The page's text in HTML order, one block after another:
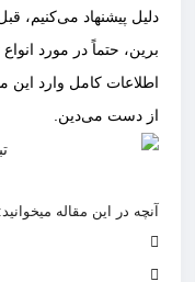
دلیل پیشنهاد می‌کنیم،
برین، حتماً در مورد
اطلاعات کامل وارد این
از دست می‌دین.
آنچه در این مقاله میخوانید: